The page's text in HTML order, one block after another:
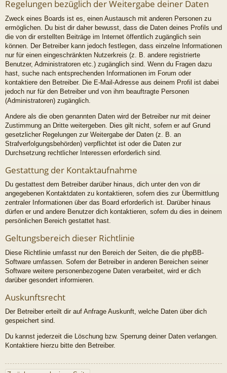
Regelungen bezüglich der Weitergabe deiner Daten
Zweck eines Boards ist es, einen Austausch mit anderen Personen zu
ermöglichen. Du bist dir daher bewusst, dass die Daten deines Profils und
die von dir erstellten Beiträge im Internet öffentlich zugänglich sein
können. Der Betreiber kann jedoch festlegen, dass einzelne Informationen
nur für einen eingeschränkten Nutzerkreis (z. B. andere registrierte
Benutzer, Administratoren etc.) zugänglich sind. Wenn du Fragen dazu
hast, suche nach entsprechenden Informationen im Forum oder
kontaktiere den Betreiber. Die E-Mail-Adresse aus deinem Profil ist dabei
jedoch nur für den Betreiber und von ihm beauftragte Personen
(Administratoren) zugänglich.
Andere als die oben genannten Daten wird der Betreiber nur mit deiner
Zustimmung an Dritte weitergeben. Dies gilt nicht, sofern er auf Grund
gesetzlicher Regelungen zur Weitergabe der Daten (z. B. an
Strafverfolgungsbehörden) verpflichtet ist oder die Daten zur
Durchsetzung rechtlicher Interessen erforderlich sind.
Gestattung der Kontaktaufnahme
Du gestattest dem Betreiber darüber hinaus, dich unter den von dir
angegebenen Kontaktdaten zu kontaktieren, sofern dies zur Übermittlung
zentraler Informationen über das Board erforderlich ist. Darüber hinaus
dürfen er und andere Benutzer dich kontaktieren, sofern du dies in deinem
persönlichen Bereich gestattet hast.
Geltungsbereich dieser Richtlinie
Diese Richtlinie umfasst nur den Bereich der Seiten, die die phpBB-
Software umfassen. Sofern der Betreiber in anderen Bereichen seiner
Software weitere personenbezogene Daten verarbeitet, wird er dich
darüber gesondert informieren.
Auskunftsrecht
Der Betreiber erteilt dir auf Anfrage Auskunft, welche Daten über dich
gespeichert sind.
Du kannst jederzeit die Löschung bzw. Sperrung deiner Daten verlangen.
Kontaktiere hierzu bitte den Betreiber.